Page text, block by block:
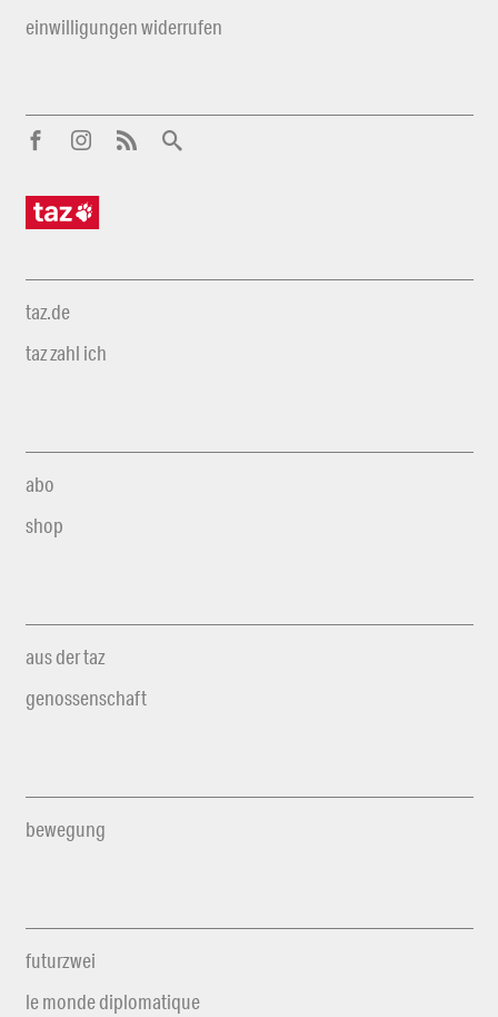
einwilligungen widerrufen
taz.de
taz zahl ich
abo
shop
aus der taz
genossenschaft
bewegung
futurzwei
le monde diplomatique